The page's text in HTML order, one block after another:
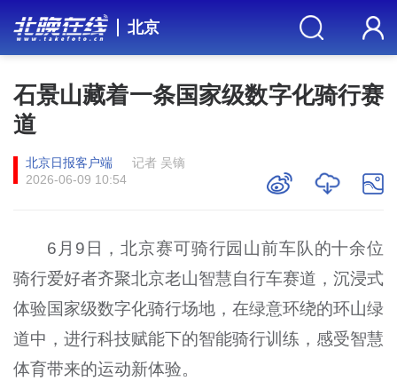
北京
石景山藏着一条国家级数字化骑行赛
道
北京日报客户端
记者 吴镝
2026-06-09 10:54
6月9日，北京赛可骑行园山前车队的十余位
骑行爱好者齐聚北京老山智慧自行车赛道，沉浸式
体验国家级数字化骑行场地，在绿意环绕的环山绿
道中，进行科技赋能下的智能骑行训练，感受智慧
体育带来的运动新体验。